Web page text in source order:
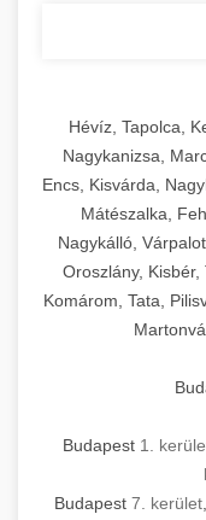
Hévíz, Tapolca,
Nagykanizsa,
Encs, Kisvárda,
Mátészalka,
Nagykálló,
Oroszlány, Kisbér,
Komárom, Tata,
Budapest 1.
Budapest 7. kerület,